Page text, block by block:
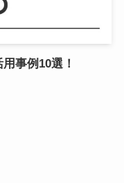
事例10選！